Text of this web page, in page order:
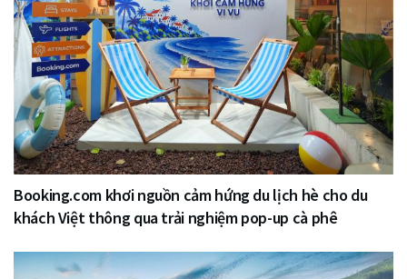
Booking.com khơi nguồn cảm hứng du lịch hè cho du
khách Việt thông qua trải nghiệm pop-up cà phê